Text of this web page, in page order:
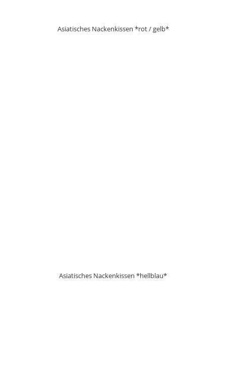
Asiatisches Nackenkissen *rot / gelb*
Asiatisches Nackenkissen *hellblau*